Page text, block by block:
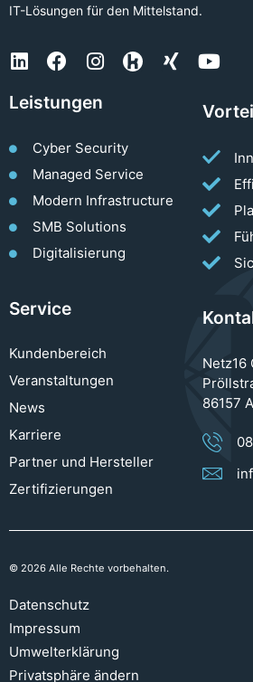
IT-Lösungen für den Mittelstand.
Leistungen
Cyber Security
Managed Service
Modern Infrastructure
SMB Solutions
Digitalisierung
Service
Kundenbereich
Veranstaltungen
News
Karriere
Partner und Hersteller
Zertifizierungen
Netz16
86157
© 2026 Alle Rechte vorbehalten.
Datenschutz
Impressum
Umwelterklärung
Privatsphäre ändern